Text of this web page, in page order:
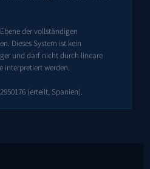
der vollständigen
Dieses System ist kein
und darf nicht durch lineare
interpretiert werden.
(erteilt, Spanien).